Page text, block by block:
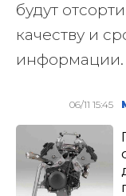
будут
качеству и
информации.
06/11 15:45